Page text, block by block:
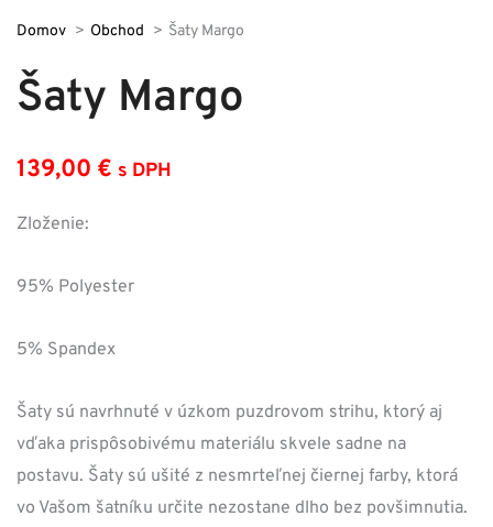
Domov Obchod Šaty Margo
Šaty Margo
139,00 € s DPH
Zloženie:
95% Polyester
5% Spandex
Šaty sú navrhnuté v úzkom puzdrovom strihu, ktorý aj
vďaka prispôsobivému materiálu skvele sadne na
postavu. Šaty sú ušité z nesmrteľnej čiernej farby, ktorá
vo Vašom šatníku určite nezostane dlho bez povšimnutia.